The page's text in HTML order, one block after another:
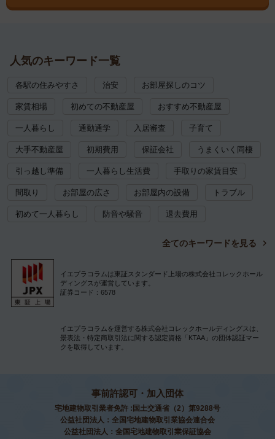
人気のキーワード一覧
各駅の住みやすさ 治安 お部屋探しのコツ
家賃相場 初めての不動産屋 おすすめ不動産屋
一人暮らし 通勤通学 入居審査 子育て
大手不動産屋 初期費用 保証会社 うまくいく同棲
引っ越し準備 一人暮らし生活費 手取りの家賃目安
間取り お部屋の広さ お部屋内の設備 トラブル
初めて一人暮らし 防音や騒音 退去費用
全てのキーワードを見る
イエプラコラムは東証スタンダード上場の株式会社コレックホール
ディングスが運営しています。
証券コード：6578
イエプラコラムを運営する株式会社コレックホールディングスは、
景表法・特定商取引法に関する認定資格「KTAA」の団体認証マー
クを取得しています。
事前許認可・加入団体
宅地建物取引業者免許 :国土交通省（2）第9288号
公益社団法人：全国宅地建物取引業協会連合会
公益社団法人：全国宅地建物取引業保証協会